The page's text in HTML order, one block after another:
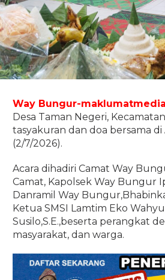
l
a
m
R
a
n
g
k
H
U
k
7
5
e
s
a
T
m
a
Way Bungur-
Desa Taman Negeri,
tasyakuran dan doa bersama
(2/7/2026).
Acara dihadiri Camat Way
Camat, Kapolsek Way Bungur
Danramil Way
Ketua SMSI Lamtim Eko
Susilo,S.E.,beserta perangkat
masyarakat, dan warga.